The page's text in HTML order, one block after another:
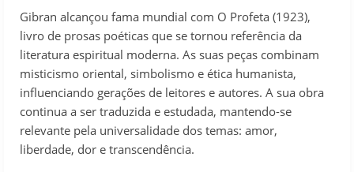
Gibran alcançou fama mundial com O Profeta (1923),
livro de prosas poéticas que se tornou referência da
literatura espiritual moderna. As suas peças combinam
misticismo oriental, simbolismo e ética humanista,
influenciando gerações de leitores e autores. A sua obra
continua a ser traduzida e estudada, mantendo-se
relevante pela universalidade dos temas: amor,
liberdade, dor e transcendência.